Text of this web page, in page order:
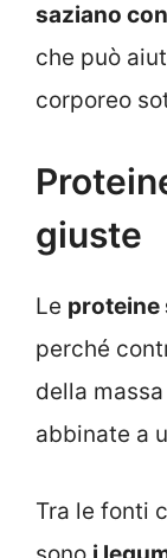
saziano
che può
corporeo
giuste
Le proteine
perché
della
abbinate a
Tra le fonti